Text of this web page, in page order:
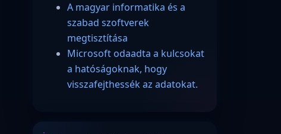
A magyar informatika és a
szabad szoftverek
megtisztítása
Microsoft odaadta a kulcsokat
a hatóságoknak, hogy
visszafejthessék az adatokat.